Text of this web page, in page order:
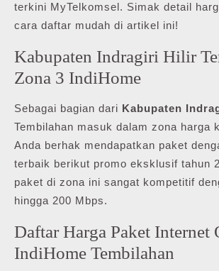
terkini MyTelkomsel. Simak detail
cara daftar mudah di artikel ini!
Kabupaten Indragiri Hilir
Zona 3 IndiHome
Sebagai bagian dari Kabupaten
Tembilahan masuk dalam zona harga
Anda berhak mendapatkan paket
terbaik berikut promo eksklusif tahun
paket di zona ini sangat kompetitif
hingga 200 Mbps.
Daftar Harga Paket Internet
IndiHome Tembilahan